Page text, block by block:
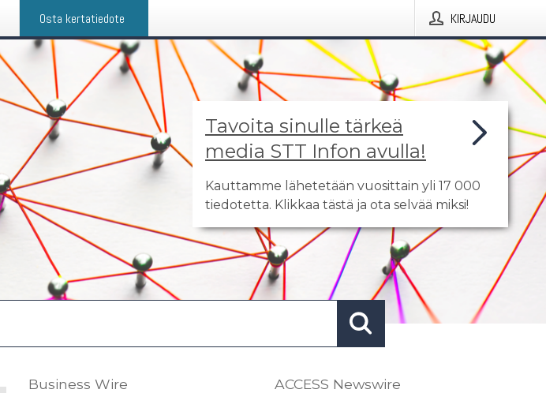
Osta kertatiedote KIRJAUDU
Tavoita sinulle tärkeä
media STT Infon avulla!
Kauttamme lähetetään vuosittain yli 17 000
tiedotetta. Klikkaa tästä ja ota selvää miksi!
Business Wire ACCESS Newswire